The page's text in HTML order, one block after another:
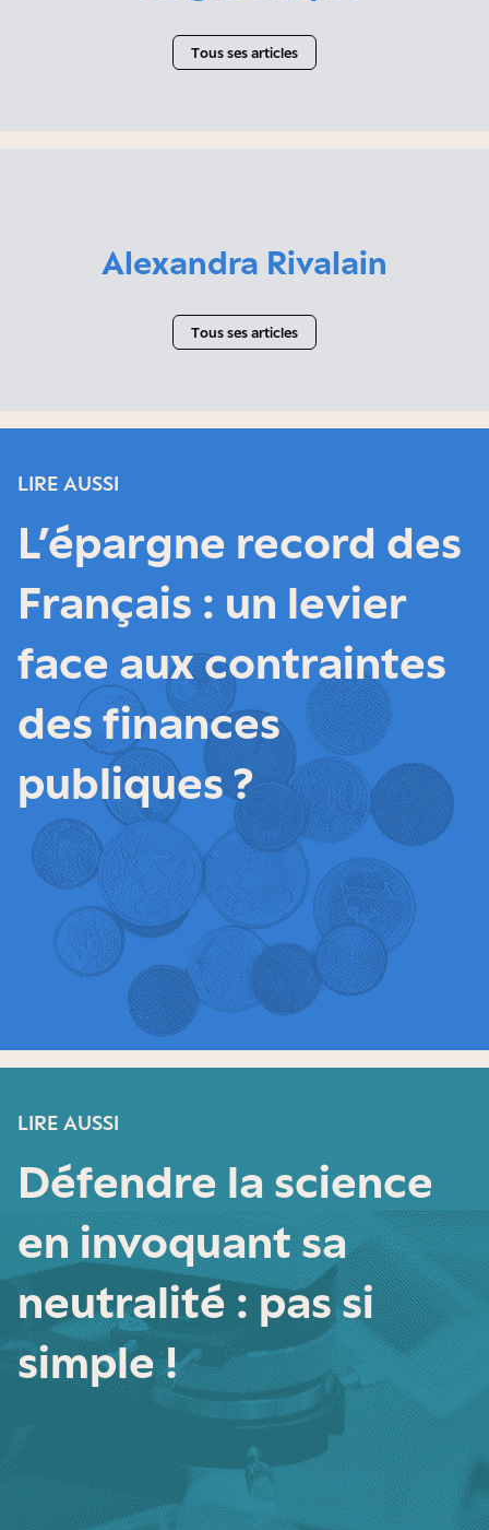
Tous ses articles
Alexandra Rivalain
Tous ses articles
LIRE AUSSI
L’épargne record des
Français : un levier
face aux contraintes
des finances
publiques ?
LIRE AUSSI
Défendre la science
en invoquant sa
neutralité : pas si
simple !